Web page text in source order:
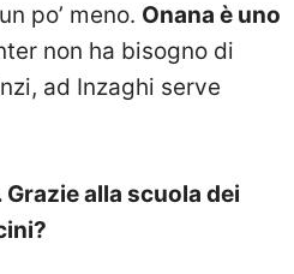
po’ meno. Onana è uno
non ha bisogno di
ad Inzaghi serve
Grazie alla scuola dei